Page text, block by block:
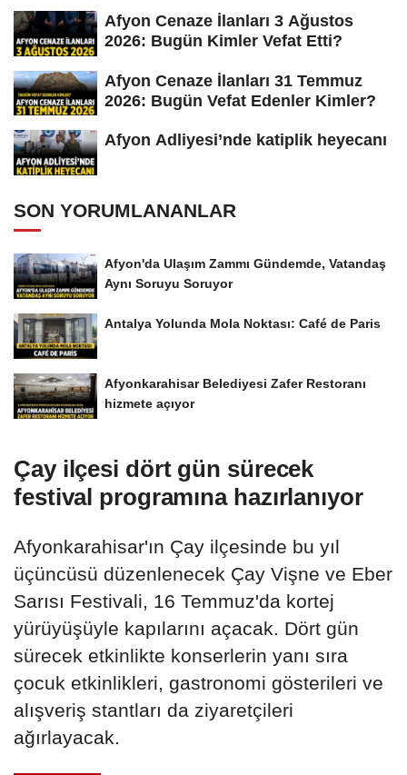
Afyon Cenaze İlanları 3 Ağustos
2026: Bugün Kimler Vefat Etti?
Afyon Cenaze İlanları 31 Temmuz
2026: Bugün Vefat Edenler Kimler?
Afyon Adliyesi’nde katiplik heyecanı
SON YORUMLANANLAR
Afyon'da Ulaşım Zammı Gündemde, Vatandaş
Aynı Soruyu Soruyor
Antalya Yolunda Mola Noktası: Café de Paris
Afyonkarahisar Belediyesi Zafer Restoranı
hizmete açıyor
Çay ilçesi dört gün sürecek
festival programına hazırlanıyor
Afyonkarahisar'ın Çay ilçesinde bu yıl
üçüncüsü düzenlenecek Çay Vişne ve Eber
Sarısı Festivali, 16 Temmuz'da kortej
yürüyüşüyle kapılarını açacak. Dört gün
sürecek etkinlikte konserlerin yanı sıra
çocuk etkinlikleri, gastronomi gösterileri ve
alışveriş stantları da ziyaretçileri
ağırlayacak.